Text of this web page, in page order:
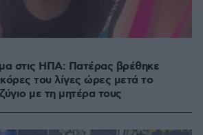
στις ΗΠΑ: Πατέρας βρέθηκε
του λίγες ώρες μετά το
με τη μητέρα τους